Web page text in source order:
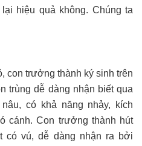
hiệu quả không. Chúng ta
con trưởng thành ký sinh trên
trùng dễ dàng nhận biết qua
có khả năng nhảy, kích
cánh. Con trưởng thành hút
có vú, dễ dàng nhận ra bởi